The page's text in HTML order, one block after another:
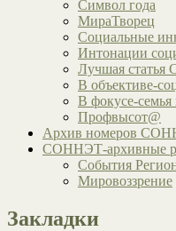
Символ года
МираТворец
Социальные
Интонации
Лучшая
В объективе-
В фокусе-семья
Профвысот@
Архив номеров
СОННЭТ-архивные
События
Мировоззрение
Закладки